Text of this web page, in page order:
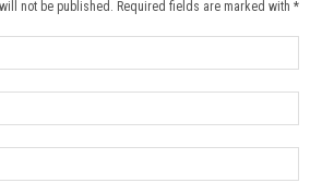
not be published. Required fields are marked with *